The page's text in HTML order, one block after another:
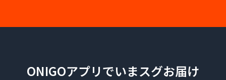
ONIGOアプリでいまスグお届け